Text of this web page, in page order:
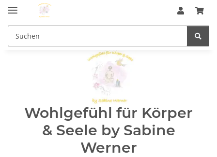
Wohlgefühl für Körper
& Seele by Sabine
Werner